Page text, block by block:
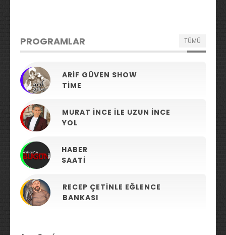
PROGRAMLAR TÜMÜ
ARIF GÜVEN SHOW
TIME
MURAT İNCE ILE UZUN İNCE
YOL
HABER
SAATI
RECEP ÇETINLE EĞLENCE
BANKASI